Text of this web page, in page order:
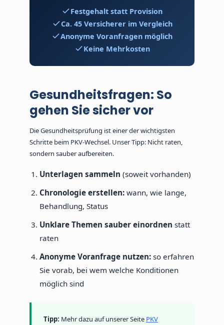
Festgehalt statt Provision
Ca. 45 Versicherer im Vergleich
Anonyme Voranfragen möglich
Keine Mehrkosten
Gesundheitsfragen: So
gehen Sie sicher vor
Die Gesundheitsprüfung ist einer der wichtigsten
Schritte beim PKV-Wechsel. Unser Tipp: Nicht raten,
sondern sauber aufbereiten.
Unterlagen sammeln (soweit vorhanden)
Chronologie erstellen: wann, wie lange,
Behandlung, Status
Unklare Themen sauber einordnen statt
raten
Anonyme Voranfrage nutzen: so erfahren
Sie vorab, bei wem welche Konditionen
möglich sind
Tipp: Mehr dazu auf unserer Seite PKV